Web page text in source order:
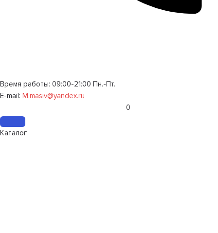
Время работы: 09:00-21:00 Пн.-Пт.
E-mail: M.masiv@yandex.ru
0
Каталог